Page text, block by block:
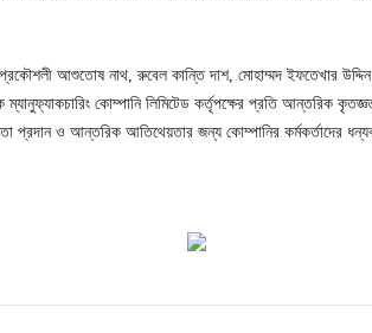
আশুতোষ নাথ, রুবেল কান্তি দাশ, মোহাম্মদ ইফতেখার
ম্যানুফ্যাকচারিং কোম্পানি লিমিটেড কর্তৃপক্ষের প্রতি আন্তরিক
প্রদান ও আন্তরিক আতিথেয়তার জন্য কোম্পানির কর্মকর্তাদের